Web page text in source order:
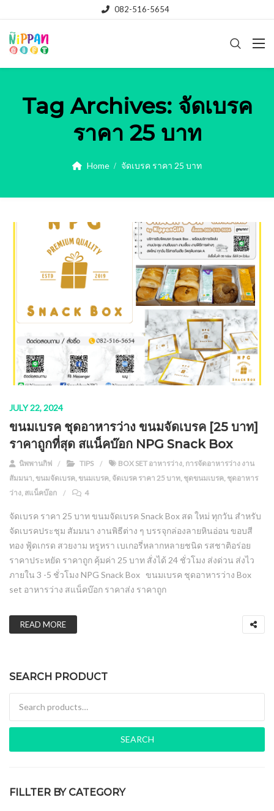
082-516-5654
Tag Archives: จัดเบรค
ราคา 25 บาท
Home จัดเบรค ราคา 25 บาท
JULY 22, 2024
ขนมเบรค ชุดอาหารว่าง ขนมจัดเบรค [25 บาท]
ราคาถูกที่สุด สแน็คบ๊อก NPG Snack Box
นิพพานกิฟ TIPS BOX SET อาหารว่าง การจัดอาหารว่าง งาน
สัมมนา ขนมจัดเบรค ขนมเบรค จัดเบรค ราคา 25 บาท ชุดขนมเบรค ชุดอาหาร
ว่าง สแน็คบ๊อก 4
จัดเบรค ราคา 25 บาท ขนมจัดเบรค Snack Box สด ใหม่ ทุกวัน สำหรับ
จัดเบรคประชุม สัมมนา งานพิธีต่าง ๆ บรรจุกล่องลายหินอ่อน ขอบสี
ทอง ฟู้ดเกรด สวยงาม หรูหรา เบเกอรี่หลากหลายชนิด รสชาติอร่อย
ราคาประหยัด ราคาถูก คุ้มค่า 25 บาท สั่งได้ 24 ชั่วโมง ส่งด่วน ส่งไว
ภายใน 3 -5 ชั่วโมง NPG Snack Box ขนมเบรค ชุดอาหารว่าง Box
set อาหารว่าง สแน็คบ๊อก ราคาส่ง ราคาถูก
READ MORE
SEARCH PRODUCT
SEARCH
FILLTER BY CATEGORY